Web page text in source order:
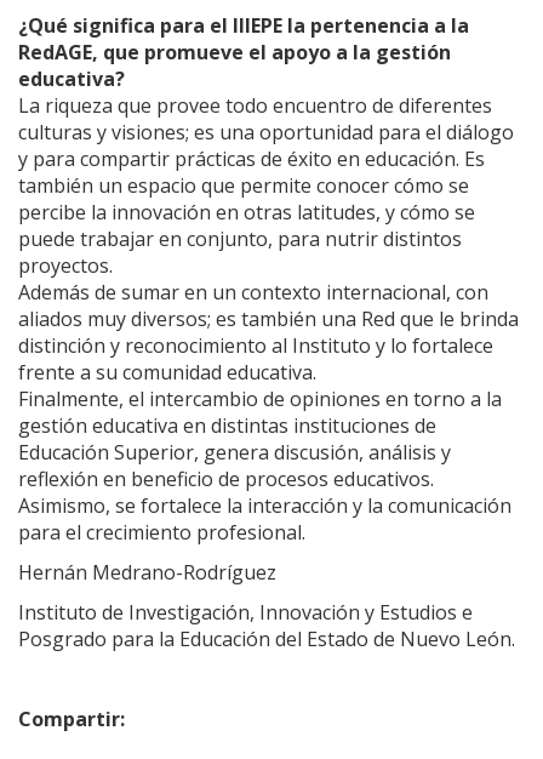
¿Qué significa para el IIIEPE la pertenencia a la
RedAGE, que promueve el apoyo a la gestión
educativa?
La riqueza que provee todo encuentro de diferentes
culturas y visiones; es una oportunidad para el diálogo
y para compartir prácticas de éxito en educación. Es
también un espacio que permite conocer cómo se
percibe la innovación en otras latitudes, y cómo se
puede trabajar en conjunto, para nutrir distintos
proyectos.
Además de sumar en un contexto internacional, con
aliados muy diversos; es también una Red que le brinda
distinción y reconocimiento al Instituto y lo fortalece
frente a su comunidad educativa.
Finalmente, el intercambio de opiniones en torno a la
gestión educativa en distintas instituciones de
Educación Superior, genera discusión, análisis y
reflexión en beneficio de procesos educativos.
Asimismo, se fortalece la interacción y la comunicación
para el crecimiento profesional.
Hernán Medrano-Rodríguez
Instituto de Investigación, Innovación y Estudios e
Posgrado para la Educación del Estado de Nuevo León.
Compartir: